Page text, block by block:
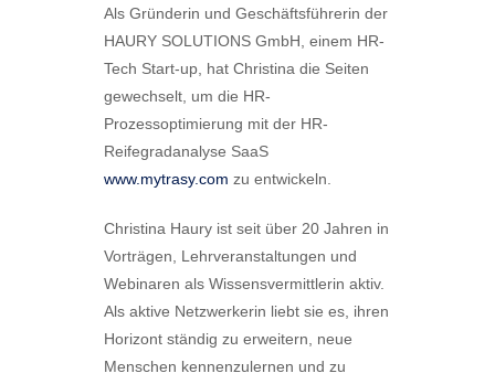
Als Gründerin und Geschäftsführerin der
HAURY SOLUTIONS GmbH, einem HR-
Tech Start-up, hat Christina die Seiten
gewechselt, um die HR-
Prozessoptimierung mit der HR-
Reifegradanalyse SaaS
www.mytrasy.com zu entwickeln.
Christina Haury ist seit über 20 Jahren in
Vorträgen, Lehrveranstaltungen und
Webinaren als Wissensvermittlerin aktiv.
Als aktive Netzwerkerin liebt sie es, ihren
Horizont ständig zu erweitern, neue
Menschen kennenzulernen und zu